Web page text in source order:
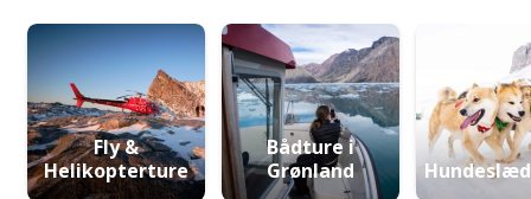
Fly &
Helikopterture
Bådture i
Grønland